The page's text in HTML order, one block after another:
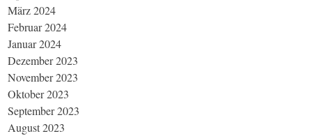
März 2024
Februar 2024
Januar 2024
Dezember 2023
November 2023
Oktober 2023
September 2023
August 2023